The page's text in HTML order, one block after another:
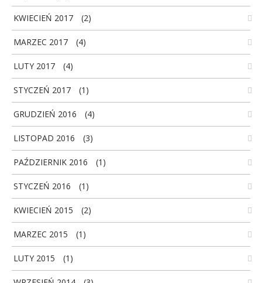
KWIECIEŃ 2017 (2)
MARZEC 2017 (4)
LUTY 2017 (4)
STYCZEŃ 2017 (1)
GRUDZIEŃ 2016 (4)
LISTOPAD 2016 (3)
PAŹDZIERNIK 2016 (1)
STYCZEŃ 2016 (1)
KWIECIEŃ 2015 (2)
MARZEC 2015 (1)
LUTY 2015 (1)